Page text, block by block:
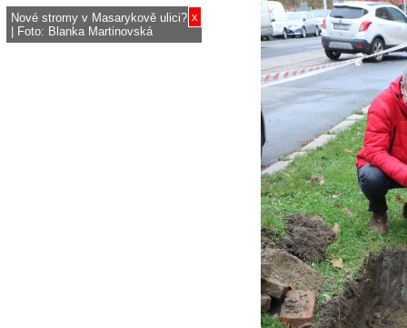
x
Nové stromy v Masarykově ulici?
| Foto: Blanka Martinovská